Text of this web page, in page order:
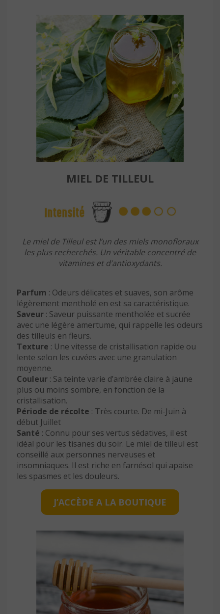
MIEL DE TILLEUL
Le miel de Tilleul est l’un des miels monofloraux
les plus recherchés. Un véritable concentré de
vitamines et d’antioxydants.
Parfum : Odeurs délicates et suaves, son arôme
légèrement mentholé en est sa caractéristique.
Saveur : Saveur puissante mentholée et sucrée
avec une légère amertume, qui rappelle les odeurs
des tilleuls en fleurs.
Texture : Une vitesse de cristallisation rapide ou
lente selon les cuvées avec une granulation
moyenne.
Couleur : Sa teinte varie d’ambrée claire à jaune
plus ou moins sombre, en fonction de la
cristallisation.
Période de récolte : Très courte. De mi-Juin à
début Juillet
Santé : Connu pour ses vertus sédatives, il est
idéal pour les tisanes du soir. Le miel de tilleul est
conseillé aux personnes nerveuses et
insomniaques. Il est riche en farnésol qui apaise
les spasmes et les douleurs.
J’ACCÈDE A LA BOUTIQUE